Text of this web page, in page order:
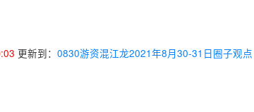
更新到： 0830游资混江龙2021年8月30-31日圈子观点